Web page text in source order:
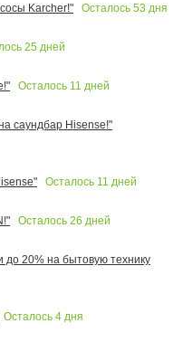
Karcher!"
Осталось 53 дня
25 дней
Осталось 11 дней
саундбар Hisense!"
Осталось 11 дней
Осталось 26 дней
20% на бытовую технику
Осталось 4 дня